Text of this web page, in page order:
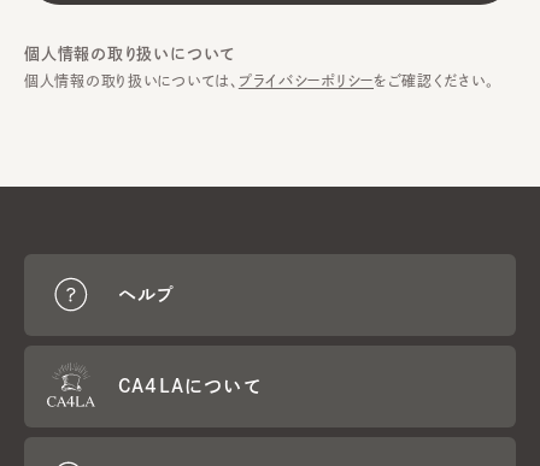
個人情報の取り扱いについて
個人情報の取り扱いについては、 プライバシーポリシーをご確認ください。
ヘルプ
CA4LAについて